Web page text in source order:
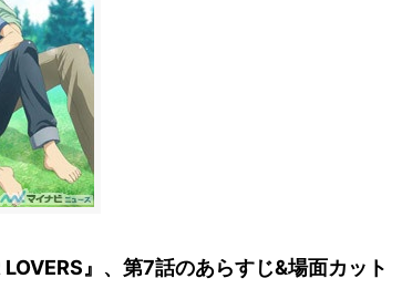
』、第7話のあらすじ&場面カット